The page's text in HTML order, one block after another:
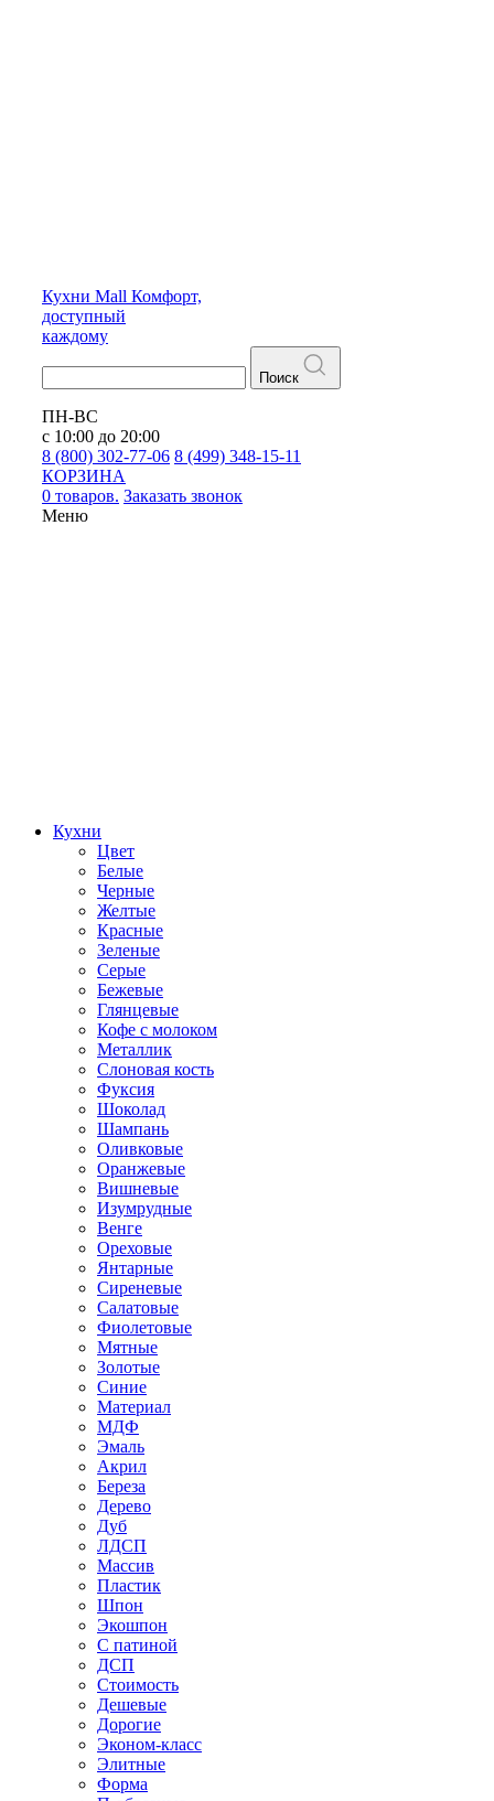
Кухни Mall Комфорт,
доступный
каждому
Поиск
ПН-ВС
с 10:00 до 20:00
8 (800) 302-77-06 8 (499) 348-15-11
КОРЗИНА
0 товаров. Заказать звонок
Меню
Кухни
Цвет
Белые
Черные
Желтые
Красные
Зеленые
Серые
Бежевые
Глянцевые
Кофе с молоком
Металлик
Слоновая кость
Фуксия
Шоколад
Шампань
Оливковые
Оранжевые
Вишневые
Изумрудные
Венге
Ореховые
Янтарные
Сиреневые
Салатовые
Фиолетовые
Мятные
Золотые
Синие
Материал
МДФ
Эмаль
Акрил
Береза
Дерево
Дуб
ЛДСП
Массив
Пластик
Шпон
Экошпон
С патиной
ДСП
Стоимость
Дешевые
Дорогие
Эконом-класс
Элитные
Форма